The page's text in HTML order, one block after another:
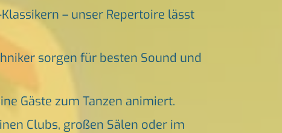
– unser Repertoire lässt
sorgen für besten Sound und
Gäste zum Tanzen animiert.
Clubs, großen Sälen oder im